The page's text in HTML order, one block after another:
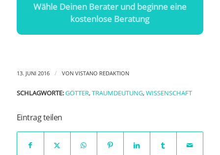
Wähle Deinen Berater und beginne eine
kostenlose Beratung
13. JUNI 2016 / VON VISTANO REDAKTION
SCHLAGWORTE: GÖTTER,TRAUMDEUTUNG,WISSENSCHAFT
Eintrag teilen